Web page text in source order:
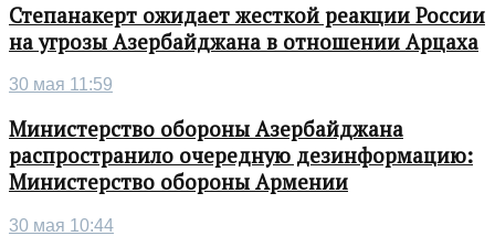
Степанакерт ожидает жесткой реакции России
на угрозы Азербайджана в отношении Арцаха
30 мая 11:59
Министерство обороны Азербайджана
распространило очередную дезинформацию:
Министерство обороны Армении
30 мая 10:44